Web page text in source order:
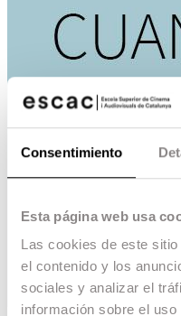
Consentimiento
Esta página web usa
Las cookies de este
el contenido y los
sociales y analizar el
información sobre el